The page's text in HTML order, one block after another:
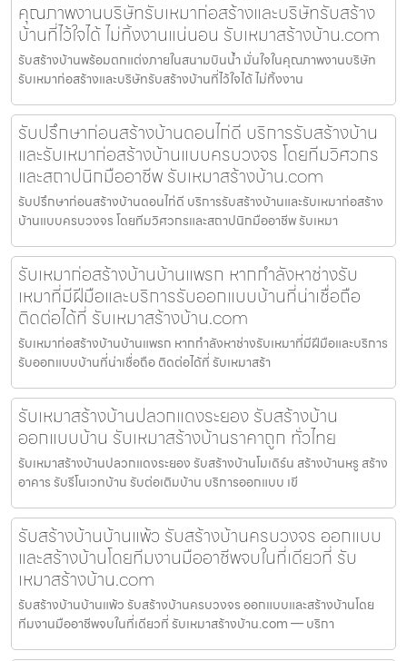
คุณภาพงานบริษัทรับเหมาก่อสร้างและบริษัทรับสร้าง
บ้านที่ไว้ใจได้ ไม่ทิ้งงานแน่นอน รับเหมาสร้างบ้าน.com
รับสร้างบ้านพร้อมตกแต่งภายในสนามบินน้ำ มั่นใจในคุณภาพงานบริษัท
รับเหมาก่อสร้างและบริษัทรับสร้างบ้านที่ไว้ใจได้ ไม่ทิ้งงาน
รับปรึกษาก่อนสร้างบ้านดอนไก่ดี บริการรับสร้างบ้าน
และรับเหมาก่อสร้างบ้านแบบครบวงจร โดยทีมวิศวกร
และสถาปนิกมืออาชีพ รับเหมาสร้างบ้าน.com
รับปรึกษาก่อนสร้างบ้านดอนไก่ดี บริการรับสร้างบ้านและรับเหมาก่อสร้าง
บ้านแบบครบวงจร โดยทีมวิศวกรและสถาปนิกมืออาชีพ รับเหมา
รับเหมาก่อสร้างบ้านบ้านแพรก หากกำลังหาช่างรับ
เหมาที่มีฝีมือและบริการรับออกแบบบ้านที่น่าเชื่อถือ
ติดต่อได้ที่ รับเหมาสร้างบ้าน.com
รับเหมาก่อสร้างบ้านบ้านแพรก หากกำลังหาช่างรับเหมาที่มีฝีมือและบริการ
รับออกแบบบ้านที่น่าเชื่อถือ ติดต่อได้ที่ รับเหมาสร้า
รับเหมาสร้างบ้านปลวกแดงระยอง รับสร้างบ้าน
ออกแบบบ้าน รับเหมาสร้างบ้านราคาถูก ทั่วไทย
รับเหมาสร้างบ้านปลวกแดงระยอง รับสร้างบ้านโมเดิร์น สร้างบ้านหรู สร้าง
อาคาร รับรีโนเวทบ้าน รับต่อเติมบ้าน บริการออกแบบ เขี
รับสร้างบ้านบ้านแพ้ว รับสร้างบ้านครบวงจร ออกแบบ
และสร้างบ้านโดยทีมงานมืออาชีพจบในที่เดียวที่ รับ
เหมาสร้างบ้าน.com
รับสร้างบ้านบ้านแพ้ว รับสร้างบ้านครบวงจร ออกแบบและสร้างบ้านโดย
ทีมงานมืออาชีพจบในที่เดียวที่ รับเหมาสร้างบ้าน.com — บริกา